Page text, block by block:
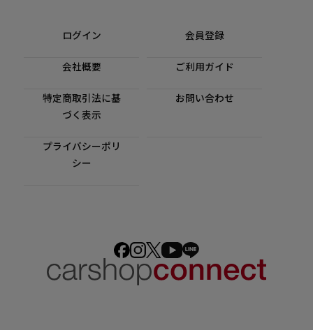
ログイン 会員登録
会社概要 ご利用ガイド
特定商取引法に基
づく表示
お問い合わせ
プライバシーポリ
シー